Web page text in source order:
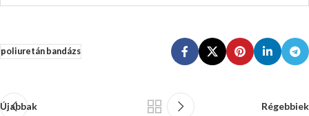
poliuretán bandázs
Újabbak Régebbiek